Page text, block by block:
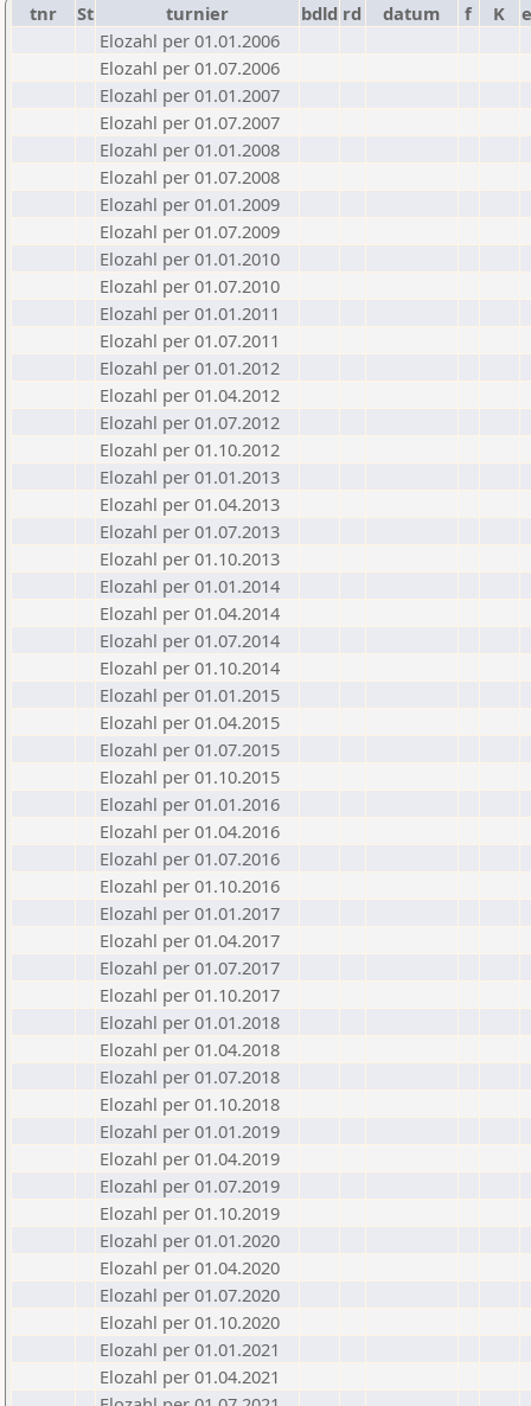
tnr St turnier bdld rd datum f K
Elozahl per 01.01.2006
Elozahl per 01.07.2006
Elozahl per 01.01.2007
Elozahl per 01.07.2007
Elozahl per 01.01.2008
Elozahl per 01.07.2008
Elozahl per 01.01.2009
Elozahl per 01.07.2009
Elozahl per 01.01.2010
Elozahl per 01.07.2010
Elozahl per 01.01.2011
Elozahl per 01.07.2011
Elozahl per 01.01.2012
Elozahl per 01.04.2012
Elozahl per 01.07.2012
Elozahl per 01.10.2012
Elozahl per 01.01.2013
Elozahl per 01.04.2013
Elozahl per 01.07.2013
Elozahl per 01.10.2013
Elozahl per 01.01.2014
Elozahl per 01.04.2014
Elozahl per 01.07.2014
Elozahl per 01.10.2014
Elozahl per 01.01.2015
Elozahl per 01.04.2015
Elozahl per 01.07.2015
Elozahl per 01.10.2015
Elozahl per 01.01.2016
Elozahl per 01.04.2016
Elozahl per 01.07.2016
Elozahl per 01.10.2016
Elozahl per 01.01.2017
Elozahl per 01.04.2017
Elozahl per 01.07.2017
Elozahl per 01.10.2017
Elozahl per 01.01.2018
Elozahl per 01.04.2018
Elozahl per 01.07.2018
Elozahl per 01.10.2018
Elozahl per 01.01.2019
Elozahl per 01.04.2019
Elozahl per 01.07.2019
Elozahl per 01.10.2019
Elozahl per 01.01.2020
Elozahl per 01.04.2020
Elozahl per 01.07.2020
Elozahl per 01.10.2020
Elozahl per 01.01.2021
Elozahl per 01.04.2021